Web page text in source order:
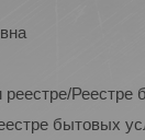
реестре/Реестре
бытовых